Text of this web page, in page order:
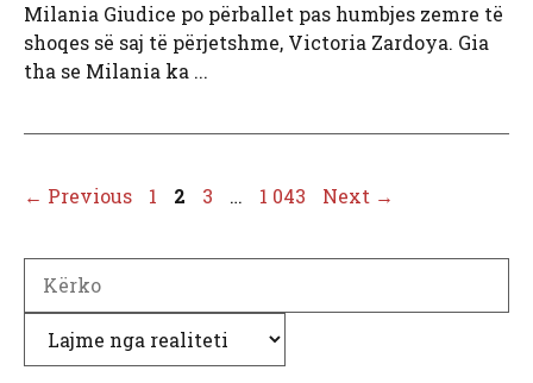
Milania Giudice po përballet pas humbjes zemre të
shoqes së saj të përjetshme, Victoria Zardoya. Gia
tha se Milania ka ...
← Previous Page
1 Page
2 Page
3 … Page
1 043 Next →